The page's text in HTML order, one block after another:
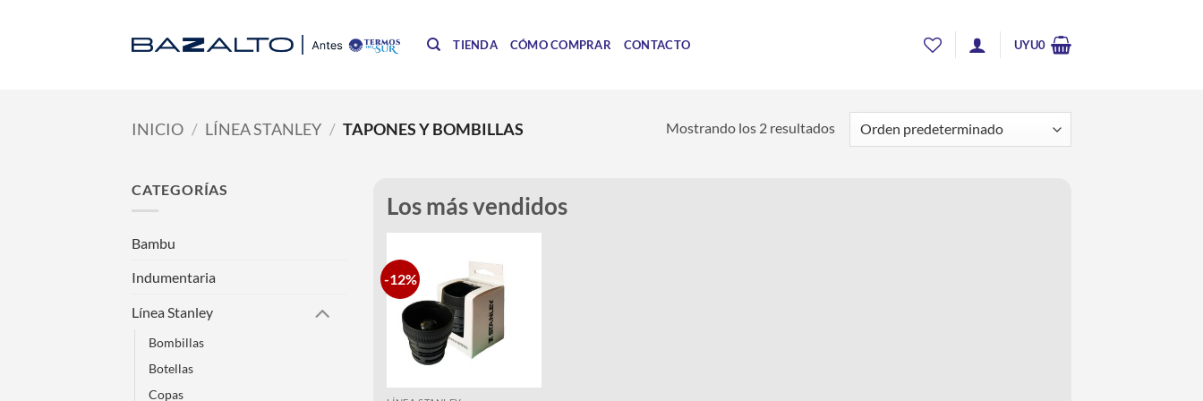
TIENDA CÓMO COMPRAR CONTACTO UYU0
INICIO / LÍNEA STANLEY / TAPONES Y BOMBILLAS Mostrando los 2 resultados
CATEGORÍAS
Bambu
Indumentaria
Línea Stanley
Bombillas
Botellas
Copas
Los más vendidos
-12%